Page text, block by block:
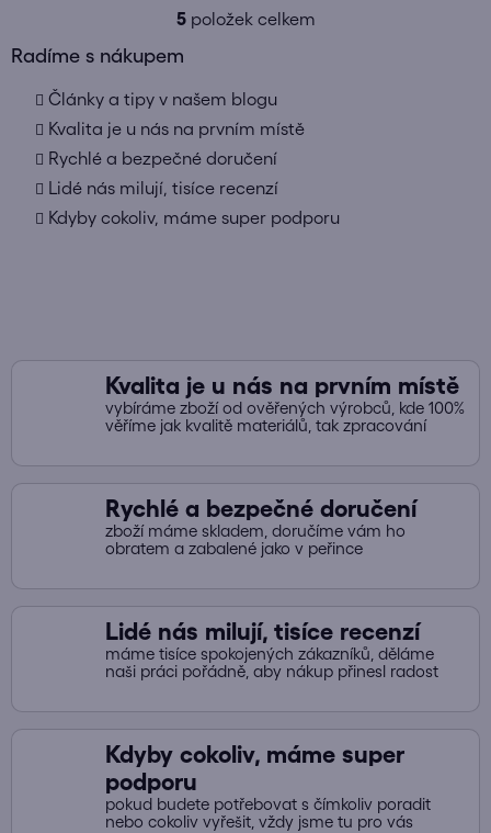
O
á
d
a
í
p
ý
p
i
u
5položek celkem
Radíme s nákupem
Články a tipy v našem blogu
Kvalita je u nás na prvním místě
Rychlé a bezpečné doručení
Lidé nás milují, tisíce recenzí
Kdyby cokoliv, máme super podporu
Kvalita je u nás na prvním místě
vybíráme zboží od ověřených výrobců, kde 100%
věříme jak kvalitě materiálů, tak zpracování
Rychlé a bezpečné doručení
zboží máme skladem, doručíme vám ho
obratem a zabalené jako v peřince
Lidé nás milují, tisíce recenzí
máme tisíce spokojených zákazníků, děláme
naši práci pořádně, aby nákup přinesl radost
Kdyby cokoliv, máme super
podporu
pokud budete potřebovat s čímkoliv poradit
nebo cokoliv vyřešit, vždy jsme tu pro vás